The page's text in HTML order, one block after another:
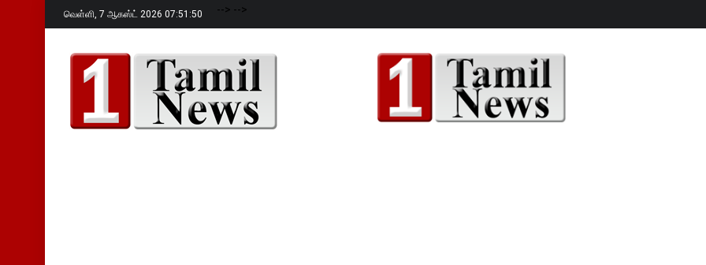
வெள்ளி, 7 ஆகஸ்ட் 2026 07:51:51 --> -->